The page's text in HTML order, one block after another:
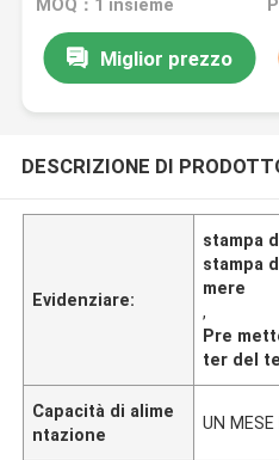
MOQ：1 insieme
Miglior prezzo
DESCRIZIONE DI
Evidenziare:
stampa
stampa
mere
,
Pre
ter del
Capacità di alime
ntazione
UN